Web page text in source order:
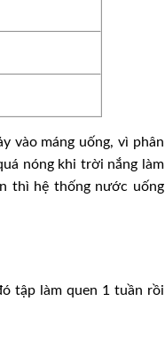
vào máng uống, vì phân
nóng khi trời nắng làm
thì hệ thống nước uống
tập làm quen 1 tuần rồi